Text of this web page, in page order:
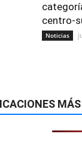
centro-
Noticias